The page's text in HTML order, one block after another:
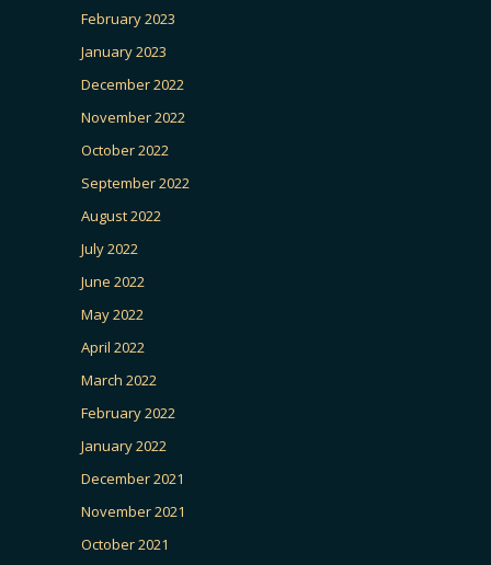
February 2023
January 2023
December 2022
November 2022
October 2022
September 2022
August 2022
July 2022
June 2022
May 2022
April 2022
March 2022
February 2022
January 2022
December 2021
November 2021
October 2021